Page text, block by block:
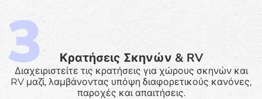
Κρατήσεις Σκηνών & RV
Διαχειριστείτε τις κρατήσεις για χώρους σκηνών και
RV μαζί, λαμβάνοντας υπόψη διαφορετικούς κανόνες,
παροχές και απαιτήσεις.